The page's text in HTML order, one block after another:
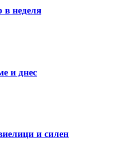
в неделя
и днес
и силен